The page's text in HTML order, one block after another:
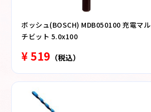
ボッシュ(BOSCH) MDB050100 充電マル
チビット 5.0x100
¥ 519 （税込）